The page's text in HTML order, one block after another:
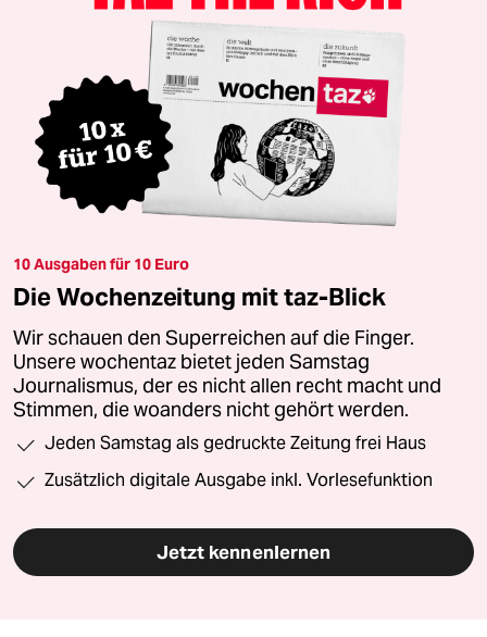
10 Ausgaben für 10 Euro
Die Wochenzeitung mit taz-Blick
Wir schauen den Superreichen auf die Finger.
Unsere wochentaz bietet jeden Samstag
Journalismus, der es nicht allen recht macht und
Stimmen, die woanders nicht gehört werden.
Jeden Samstag als gedruckte Zeitung frei Haus
Zusätzlich digitale Ausgabe inkl. Vorlesefunktion
Jetzt kennenlernen